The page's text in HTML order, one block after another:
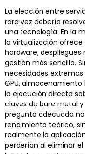
La elección entre
rara vez debería
una tecnología. En la
la virtualización
hardware, despliegues
gestión más sencilla.
necesidades
GPU,
la ejecución directa
claves de bare metal y
pregunta adecuada
rendimiento teórico,
realmente la
perderían al eliminar